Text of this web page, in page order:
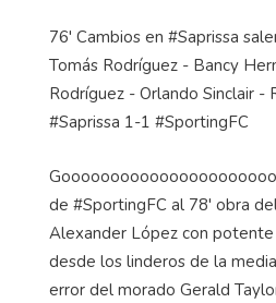
76' Cambios en #Saprissa
Tomás Rodríguez - Bancy
Rodríguez - Orlando Sinclair -
#Saprissa 1-1 #SportingFC
de #SportingFC al 78' obra
Alexander López con
desde los linderos de la
error del morado Gerald